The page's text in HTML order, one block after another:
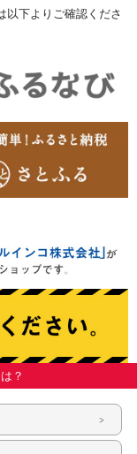
以下よりご確認くださ
？